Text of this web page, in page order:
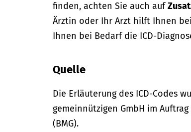
finden, achten Sie auch auf
Ärztin oder Ihr Arzt hilft Ihnen
Ihnen bei Bedarf die ICD-
Quelle
Die Erläuterung des ICD-Codes
gemeinnützigen GmbH im
(BMG).